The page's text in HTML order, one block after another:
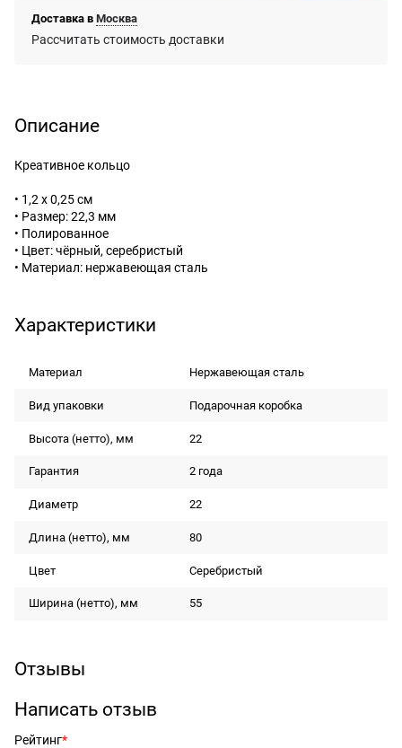
Доставка в Москва
Рассчитать стоимость доставки
Описание
Креативное кольцо
• 1,2 x 0,25 см
• Размер: 22,3 мм
• Полированное
• Цвет: чёрный, серебристый
• Материал: нержавеющая сталь
Характеристики
Материал Нержавеющая сталь
Вид упаковки Подарочная коробка
Высота (нетто), мм 22
Гарантия 2 года
Диаметр 22
Длина (нетто), мм 80
Цвет Серебристый
Ширина (нетто), мм 55
Отзывы
Написать отзыв
Рейтинг